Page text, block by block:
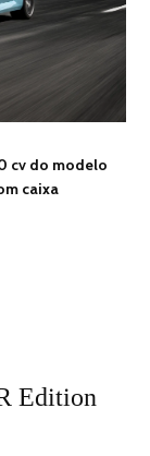
cv do modelo
caixa
Edition